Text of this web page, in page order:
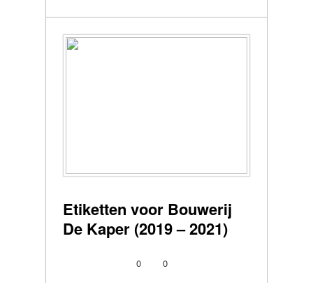
Etiketten voor Bouwerij
De Kaper (2019 – 2021)
0 0